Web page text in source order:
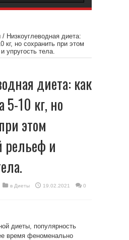
/ Низкоуглеводная диета:
кг, но сохранить при этом
упругость тела.
диета: как
5-10 кг, но
этом
и
в Диеты 19.02.2021
0
диеты, популярность
время феноменально